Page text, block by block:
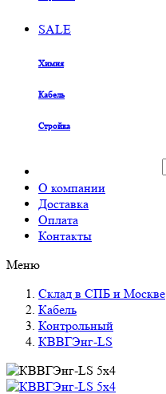
SALE
Химия
Кабель
Стройка
О компании
Доставка
Оплата
Контакты
Меню
Склад в СПБ и Москве
Кабель
Контрольный
КВВГЭнг-LS